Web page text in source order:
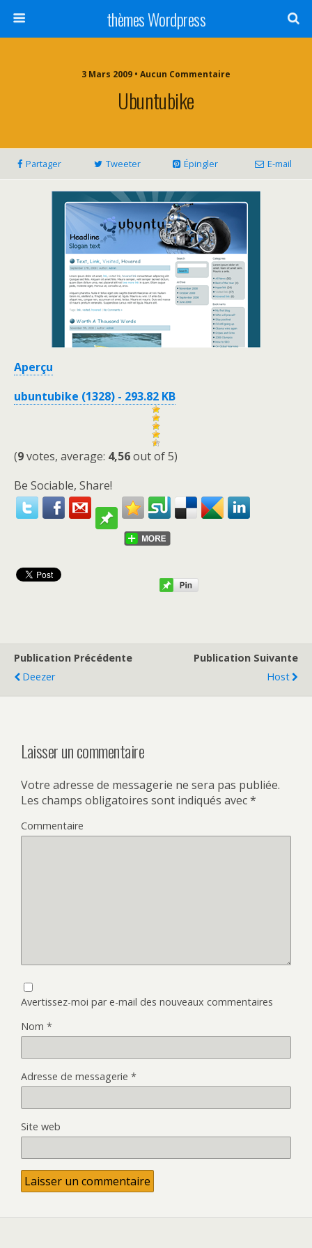
thèmes Wordpress
3 Mars 2009 • Aucun Commentaire
Ubuntubike
Partager Tweeter Épingler E-mail
Aperçu
ubuntubike (1328) - 293.82 KB
(9votes, average: 4,56out of 5)
Be Sociable, Share!
Publication Précédente
Deezer
Publication Suivante
Host
Laisser un commentaire
Votre adresse de messagerie ne sera pas publiée.
Les champs obligatoires sont indiqués avec*
Commentaire
Avertissez-moi par e-mail des nouveaux commentaires
Nom *
Adresse de messagerie *
Site web